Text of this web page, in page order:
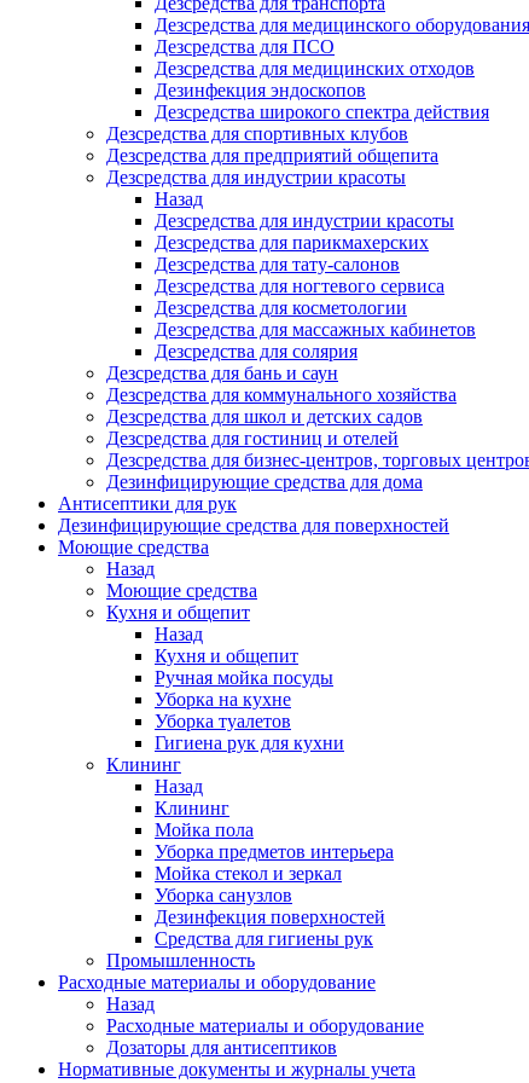
Дезсредства для медицинского оборудования
Дезсредства для ПСО
Дезсредства для медицинских отходов
Дезинфекция эндоскопов
Дезсредства широкого спектра действия
Дезсредства для спортивных клубов
Дезсредства для предприятий общепита
Дезсредства для индустрии красоты
Назад
Дезсредства для индустрии красоты
Дезсредства для парикмахерских
Дезсредства для тату-салонов
Дезсредства для ногтевого сервиса
Дезсредства для косметологии
Дезсредства для массажных кабинетов
Дезсредства для солярия
Дезсредства для бань и саун
Дезсредства для коммунального хозяйства
Дезсредства для школ и детских садов
Дезсредства для гостиниц и отелей
Дезсредства для бизнес-центров, торговых
Дезинфицирующие средства для дома
Антисептики для рук
Дезинфицирующие средства для поверхностей
Моющие средства
Назад
Моющие средства
Кухня и общепит
Назад
Кухня и общепит
Ручная мойка посуды
Уборка на кухне
Уборка туалетов
Гигиена рук для кухни
Клининг
Назад
Клининг
Мойка пола
Уборка предметов интерьера
Мойка стекол и зеркал
Уборка санузлов
Дезинфекция поверхностей
Средства для гигиены рук
Промышленность
Расходные материалы и оборудование
Назад
Расходные материалы и оборудование
Дозаторы для антисептиков
Нормативные документы и журналы учета